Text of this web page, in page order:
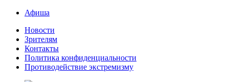
Афиша
Новости
Зрителям
Контакты
Политика конфиденциальности
Противодействие экстремизму